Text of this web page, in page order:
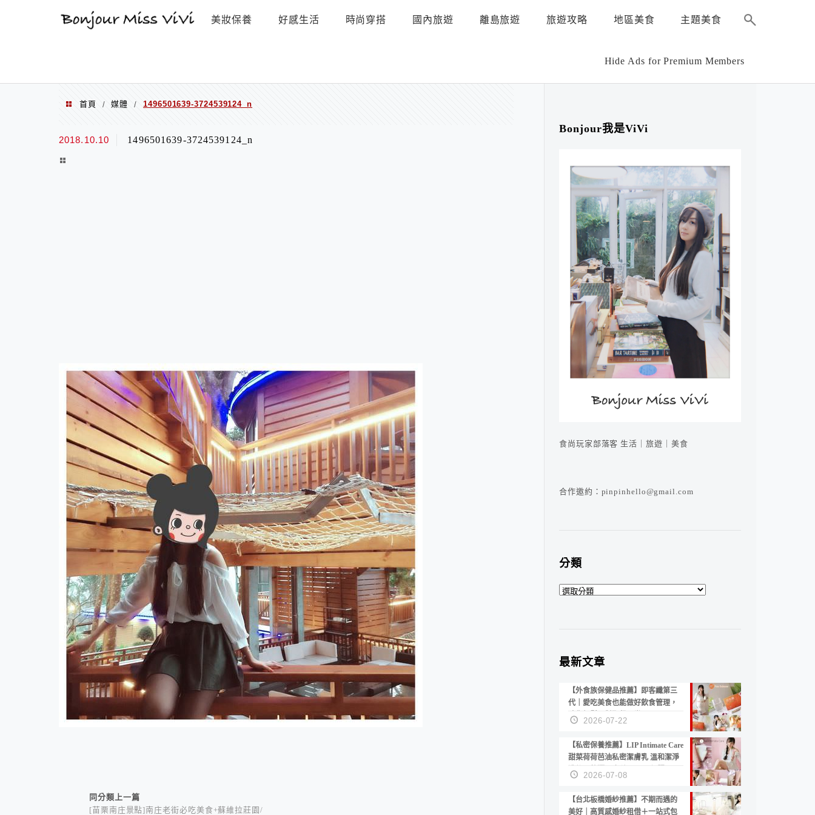
美妝保養 好感生活 時尚穿搭 國內旅遊 離島旅遊 旅遊攻略 地區美食 主題美食
Hide Ads for Premium Members
首頁 / 媒體 / 1496501639-3724539124_n
2018.10.10 1496501639-3724539124_n
相連文章同分類上一篇
[苗栗南庄景點]南庄老街必吃美食+蘇維拉莊園/
Bonjour我是ViVi
食尚玩家部落客 生活｜旅遊｜美食
合作邀約：pinpinhello@gmail.com
分類
分
最新文章
【外食族保健品推薦】即客纖第三
代｜愛吃美食也能做好飲食管理，
陪你輕鬆面對聚餐日常！
2026-07-22
【私密保養推薦】LIP Intimate Care
甜菜荷荷芭油私密潔膚乳 溫和潔淨
洗後不乾澀 不起泡反而更舒服！
2026-07-08
【台北板橋婚紗推薦】不期而遇的
美好｜高質感婚紗租借＋一站式包